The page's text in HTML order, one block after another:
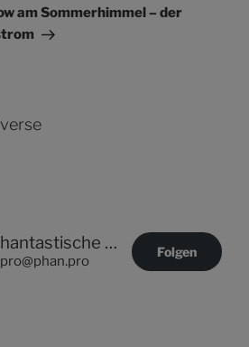
am Sommerhimmel – der
Das Phantastische Projekt - PHAN.PRO Folgen